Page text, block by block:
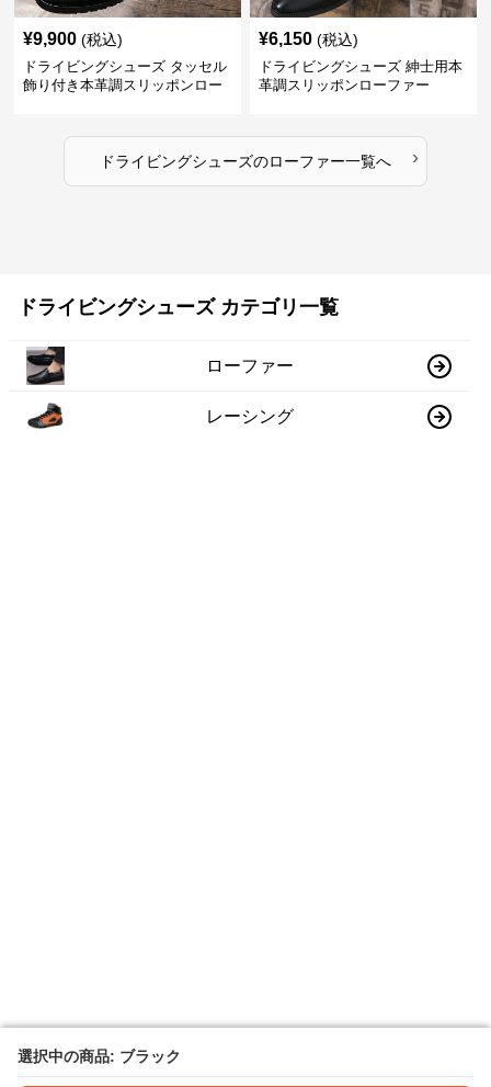
選択中の商品: ブラック
選択中の商品: ブラック
¥9,900 (税込)
ドライビングシューズ タッセル
飾り付き本革調スリッポンロー
¥6,150 (税込)
ドライビングシューズ 紳士用本
革調スリッポンローファー
ドライビングシューズのローファー一覧へ ›
ドライビングシューズ カテゴリ一覧
ローファー
レーシング